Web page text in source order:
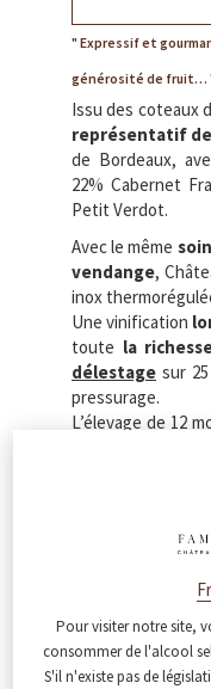
Expressif et
générosité de fruit…
Issu des coteaux
représentatif
de Bordeaux,
22% Cabernet
Petit Verdot.
Avec le même soin
vendange,
inox
Une vinification
toute la
délestage sur
pressurage.
L’élevage de 12
barriques de 400
litres d’un vin,
Nous faisons
cette belle
respect du fruit,
intense…
Pour visiter notre site,
consommer de l'alcool
S'il n'existe pas de